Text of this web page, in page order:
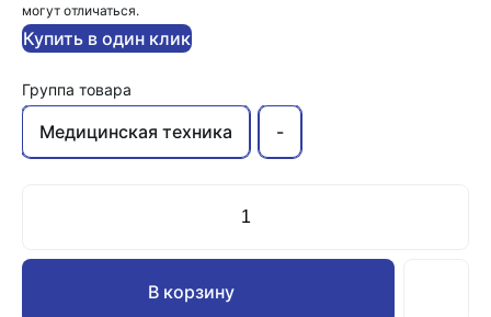
могут отличаться.
Купить в один клик
Группа товара
Медицинская техника -
В корзину